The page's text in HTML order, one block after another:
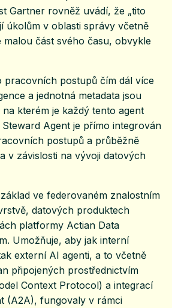
Gartner rovněž uvádí, že „tito
úkolům v oblasti správy včetně
malou část svého času, obvykle
pracovních postupů čím dál více
a jednotná metadata jsou
kterém je každý tento agent
Steward Agent je přímo integrován
postupů a průběžně
v závislosti na vývoji datových
ve federovaném znalostním
datových produktech
platformy Actian Data
Umožňuje, aby jak interní
externí AI agenti, a to včetně
připojených prostřednictvím
Context Protocol) a integrací
(A2A), fungovaly v rámci